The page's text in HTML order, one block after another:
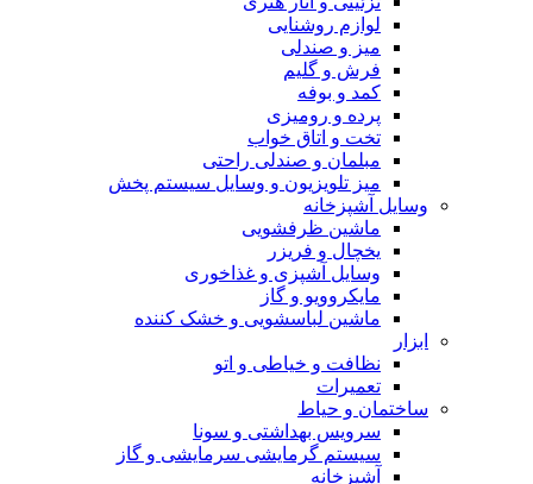
لوازم روشنایی
میز و صندلی
فرش و گلیم
کمد و بوفه
پرده و رومیزی
تخت و اتاق خواب
مبلمان و صندلی راحتی
میز تلویزیون و وسایل سیستم پخش
وسایل آشپزخانه
ماشین ظرفشویی
یخچال و فریزر
وسایل آشپزی و غذاخوری
مایکروویو و گاز
ماشین لباسشویی و خشک کننده
ابزار
نظافت و خیاطی و اتو
تعمیرات
ساختمان و حیاط
سرویس بهداشتی و سونا
سیستم گرمایشی سرمایشی و گاز
آشپزخانه